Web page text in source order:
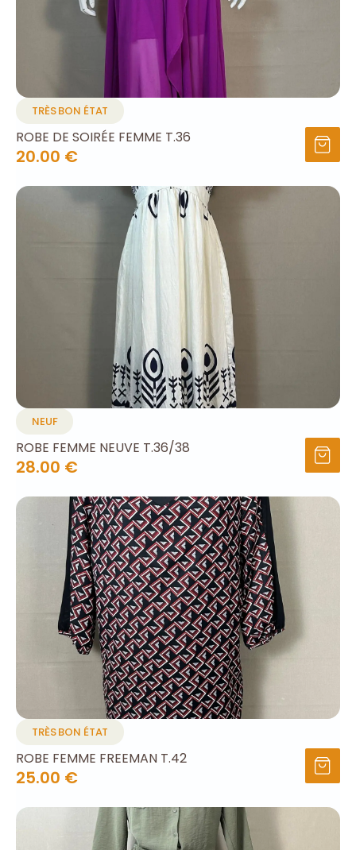
TRÈS BON ÉTAT
ROBE DE SOIRÉE FEMME T.36
20.00 €
NEUF
ROBE FEMME NEUVE T.36/38
28.00 €
TRÈS BON ÉTAT
ROBE FEMME FREEMAN T.42
25.00 €